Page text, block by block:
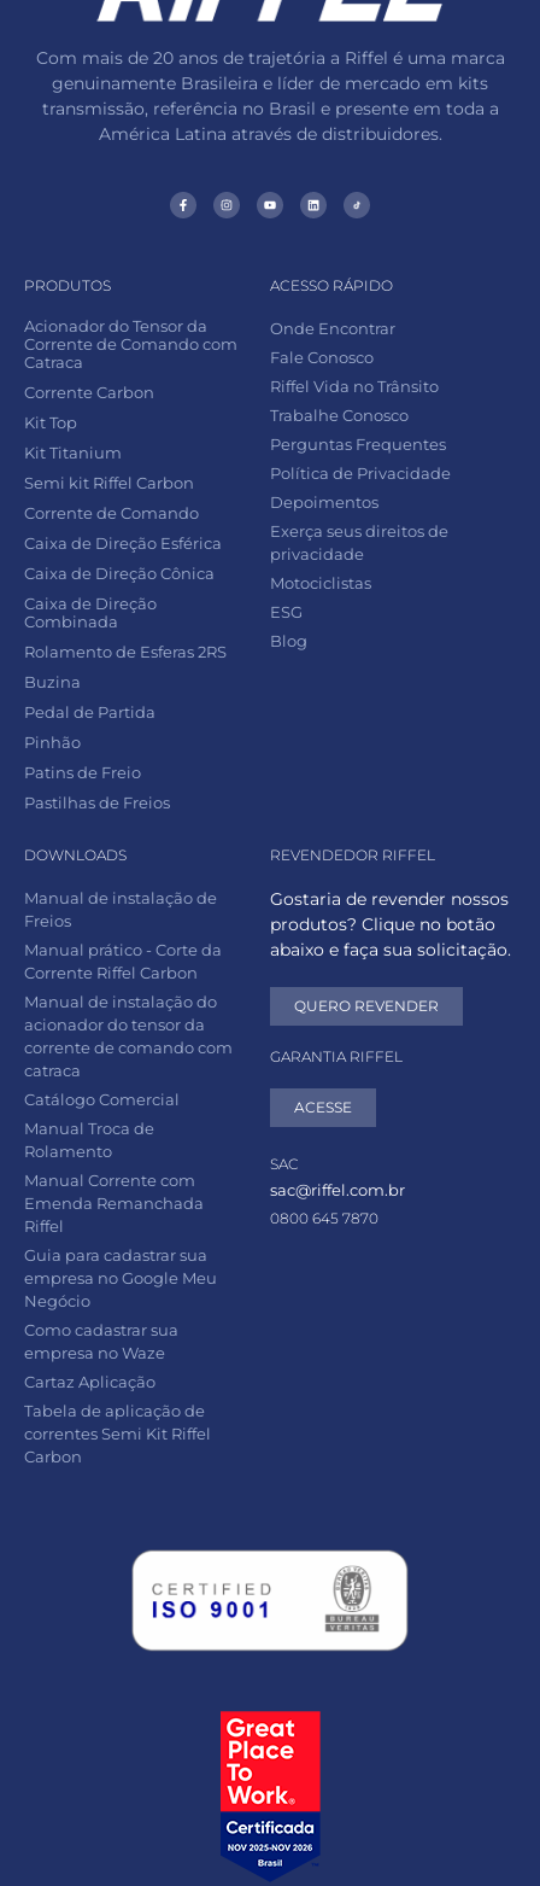
Com mais de 20 anos de trajetória a Riffel é uma marca
genuinamente Brasileira e líder de mercado em kits
transmissão, referência no Brasil e presente em toda a
América Latina através de distribuidores.
PRODUTOS
Acionador do Tensor da
Corrente de Comando com
Catraca
Corrente Carbon
Kit Top
Kit Titanium
Semi kit Riffel Carbon
Corrente de Comando
Caixa de Direção Esférica
Caixa de Direção Cônica
Caixa de Direção
Combinada
Rolamento de Esferas 2RS
Buzina
Pedal de Partida
Pinhão
Patins de Freio
Pastilhas de Freios
ACESSO RÁPIDO
Onde Encontrar
Fale Conosco
Riffel Vida no Trânsito
Trabalhe Conosco
Perguntas Frequentes
Política de Privacidade
Depoimentos
Exerça seus direitos de
privacidade
Motociclistas
ESG
Blog
DOWNLOADS
Manual de instalação de
Freios
Manual prático - Corte da
Corrente Riffel Carbon
Manual de instalação do
acionador do tensor da
corrente de comando com
catraca
Catálogo Comercial
Manual Troca de
Rolamento
Manual Corrente com
Emenda Remanchada
Riffel
Guia para cadastrar sua
empresa no Google Meu
Negócio
Como cadastrar sua
empresa no Waze
Cartaz Aplicação
Tabela de aplicação de
correntes Semi Kit Riffel
Carbon
REVENDEDOR RIFFEL
Gostaria de revender nossos
produtos? Clique no botão
abaixo e faça sua solicitação.
QUERO REVENDER
GARANTIA RIFFEL
ACESSE
SAC
sac@riffel.com.br
0800 645 7870